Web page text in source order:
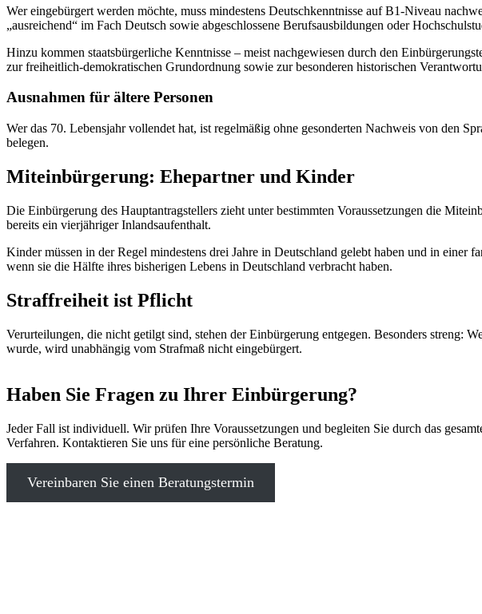
Wer eingebürgert werden möchte, muss mindestens Deutschkenntnisse auf B1-Niveau
„ausreichend“ im Fach Deutsch sowie abgeschlossene Berufsausbildungen oder
Hinzu kommen staatsbürgerliche Kenntnisse – meist nachgewiesen durch den
zur freiheitlich-demokratischen Grundordnung sowie zur besonderen historischen
Ausnahmen für ältere Personen
Wer das 70. Lebensjahr vollendet hat, ist regelmäßig ohne gesonderten Nachweis von den
belegen.
Miteinbürgerung: Ehepartner und Kinder
Die Einbürgerung des Hauptantragstellers zieht unter bestimmten Voraussetzungen die
bereits ein vierjähriger Inlandsaufenthalt.
Kinder müssen in der Regel mindestens drei Jahre in Deutschland gelebt haben und in einer
wenn sie die Hälfte ihres bisherigen Lebens in Deutschland verbracht haben.
Straffreiheit ist Pflicht
Verurteilungen, die nicht getilgt sind, stehen der Einbürgerung entgegen. Besonders streng:
wurde, wird unabhängig vom Strafmaß nicht eingebürgert.
Haben Sie Fragen zu Ihrer Einbürgerung?
Jeder Fall ist individuell. Wir prüfen Ihre Voraussetzungen und begleiten Sie durch das
Verfahren. Kontaktieren Sie uns für eine persönliche Beratung.
Vereinbaren Sie einen Beratungstermin